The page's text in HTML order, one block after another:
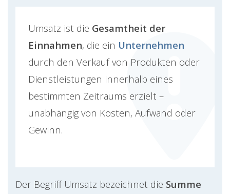
Umsatz ist die Gesamtheit der
Einnahmen, die ein Unternehmen
durch den Verkauf von Produkten oder
Dienstleistungen innerhalb eines
bestimmten Zeitraums erzielt –
unabhängig von Kosten, Aufwand oder
Gewinn.
Der Begriff Umsatz bezeichnet die Summe